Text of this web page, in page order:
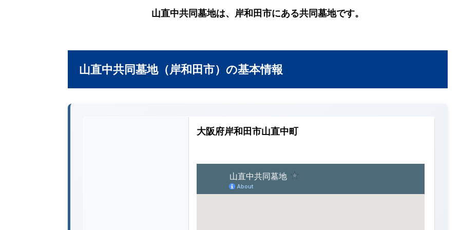
山直中共同墓地は、岸和田市にある共同墓地です。
山直中共同墓地（岸和田市）の基本情報
大阪府岸和田市山直中町